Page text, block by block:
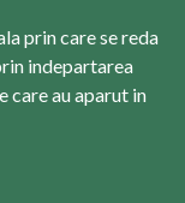
prin care se reda
indepartarea
care au aparut in